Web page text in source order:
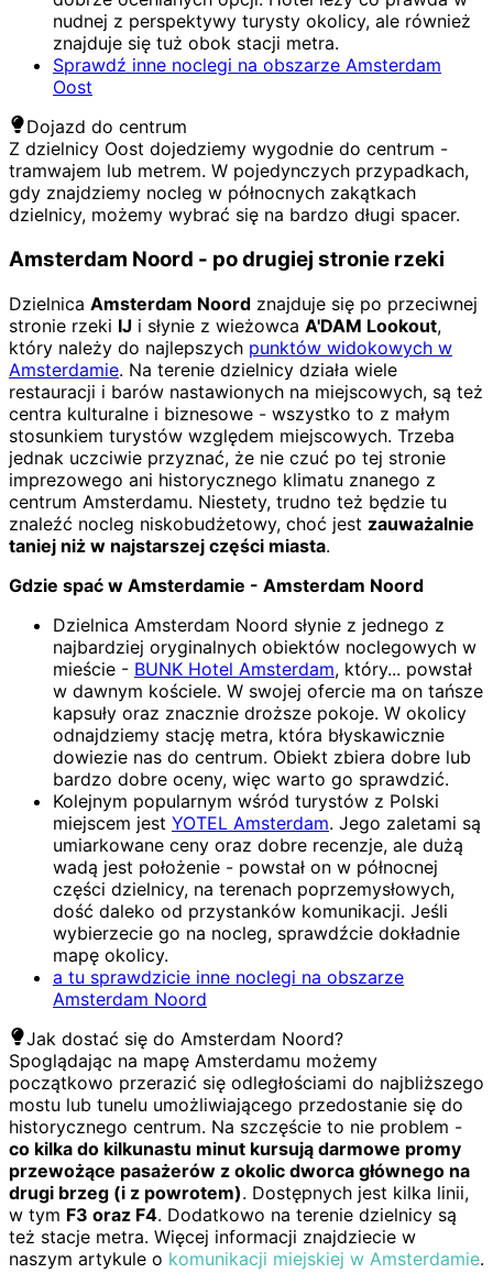
nudnej z perspektywy turysty okolicy, ale również
znajduje się tuż obok stacji metra.
Sprawdź inne noclegi na obszarze Amsterdam
Oost
Dojazd do centrum
Z dzielnicy Oost dojedziemy wygodnie do centrum -
tramwajem lub metrem. W pojedynczych przypadkach,
gdy znajdziemy nocleg w północnych zakątkach
dzielnicy, możemy wybrać się na bardzo długi spacer.
Amsterdam Noord - po drugiej stronie rzeki
Dzielnica Amsterdam Noord znajduje się po przeciwnej
stronie rzeki IJ i słynie z wieżowca A'DAM Lookout,
który należy do najlepszych punktów widokowych w
Amsterdamie. Na terenie dzielnicy działa wiele
restauracji i barów nastawionych na miejscowych, są też
centra kulturalne i biznesowe - wszystko to z małym
stosunkiem turystów względem miejscowych. Trzeba
jednak uczciwie przyznać, że nie czuć po tej stronie
imprezowego ani historycznego klimatu znanego z
centrum Amsterdamu. Niestety, trudno też będzie tu
znaleźć nocleg niskobudżetowy, choć jest zauważalnie
taniej niż w najstarszej części miasta.
Gdzie spać w Amsterdamie - Amsterdam Noord
Dzielnica Amsterdam Noord słynie z jednego z
najbardziej oryginalnych obiektów noclegowych w
mieście - BUNK Hotel Amsterdam, który... powstał
w dawnym kościele. W swojej ofercie ma on tańsze
kapsuły oraz znacznie droższe pokoje. W okolicy
odnajdziemy stację metra, która błyskawicznie
dowiezie nas do centrum. Obiekt zbiera dobre lub
bardzo dobre oceny, więc warto go sprawdzić.
Kolejnym popularnym wśród turystów z Polski
miejscem jest YOTEL Amsterdam. Jego zaletami są
umiarkowane ceny oraz dobre recenzje, ale dużą
wadą jest położenie - powstał on w północnej
części dzielnicy, na terenach poprzemysłowych,
dość daleko od przystanków komunikacji. Jeśli
wybierzecie go na nocleg, sprawdźcie dokładnie
mapę okolicy.
a tu sprawdzicie inne noclegi na obszarze
Amsterdam Noord
Jak dostać się do Amsterdam Noord?
Spoglądając na mapę Amsterdamu możemy
początkowo przerazić się odległościami do najbliższego
mostu lub tunelu umożliwiającego przedostanie się do
historycznego centrum. Na szczęście to nie problem -
co kilka do kilkunastu minut kursują darmowe promy
przewożące pasażerów z okolic dworca głównego na
drugi brzeg (i z powrotem). Dostępnych jest kilka linii,
w tym F3 oraz F4. Dodatkowo na terenie dzielnicy są
też stacje metra. Więcej informacji znajdziecie w
naszym artykule o komunikacji miejskiej w Amsterdamie.